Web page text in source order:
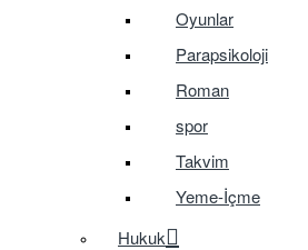
Oyunlar
Parapsikoloji
Roman
spor
Takvim
Yeme-İçme
Hukuk